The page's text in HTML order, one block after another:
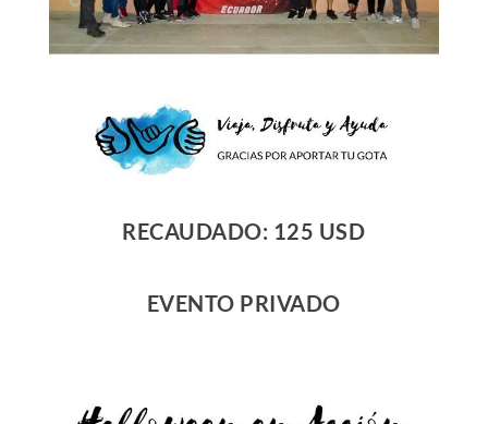
RECAUDADO: 125 USD
EVENTO PRIVADO